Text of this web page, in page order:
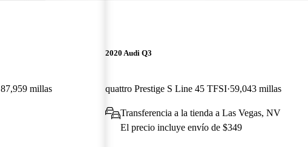
87,959 millas
2020 Audi Q3
quattro Prestige S Line 45 TFSI 59,043 millas
Transferencia a la tienda a Las Vegas, NV
El precio incluye envío de $349